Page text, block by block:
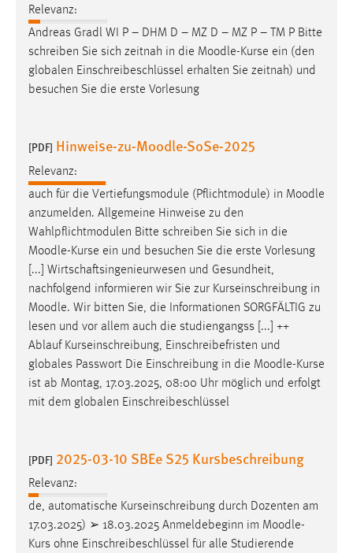
Relevanz:
Andreas Gradl WI P – DHM D – MZ D – MZ P – TM P Bitte
schreiben Sie sich zeitnah in die Moodle-Kurse ein (den
globalen Einschreibeschlüssel erhalten Sie zeitnah) und
besuchen Sie die erste Vorlesung
[PDF] Hinweise-zu-Moodle-SoSe-2025
Relevanz:
auch für die Vertiefungsmodule (Pflichtmodule) in Moodle
anzumelden. Allgemeine Hinweise zu den
Wahlpflichtmodulen Bitte schreiben Sie sich in die
Moodle-Kurse ein und besuchen Sie die erste Vorlesung
[...] Wirtschaftsingenieurwesen und Gesundheit,
nachfolgend informieren wir Sie zur Kurseinschreibung in
Moodle. Wir bitten Sie, die Informationen SORGFÄLTIG zu
lesen und vor allem auch die studiengangss [...] ++
Ablauf Kurseinschreibung, Einschreibefristen und
globales Passwort Die Einschreibung in die Moodle-Kurse
ist ab Montag, 17.03.2025, 08:00 Uhr möglich und erfolgt
mit dem globalen Einschreibeschlüssel
[PDF] 2025-03-10 SBEe S25 Kursbeschreibung
Relevanz:
de, automatische Kurseinschreibung durch Dozenten am
17.03.2025) ➢ 18.03.2025 Anmeldebeginn im Moodle-
Kurs ohne Einschreibeschlüssel für alle Studierende
Sie tun dies, indem sie Besucher über Websites
hinweg verfolgen.
Google Ads
Anbieter:
Google Ireland Limited
Zweck:
Conversion-Tracking
Cookie Laufzeit:
3 Monate
Facebook Pixel
Name:
_fbp
Anbieter:
Facebook
Cookie Laufzeit: